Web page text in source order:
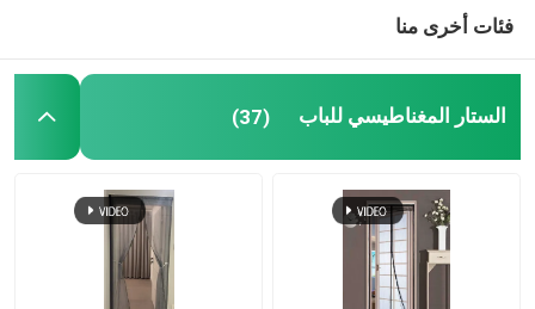
نايلون كبل التعادل
ستارة باب بلاستيكية مغناطيسية
غطاء التربة من البولي بروبيلين
فئات أخرى منا
الستار المغناطيسي للباب (37)